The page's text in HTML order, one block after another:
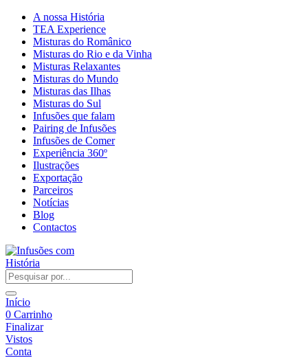
A nossa História
TEA Experience
Misturas do Românico
Misturas do Rio e da Vinha
Misturas Relaxantes
Misturas do Mundo
Misturas das Ilhas
Misturas do Sul
Infusões que falam
Pairing de Infusões
Infusões de Comer
Experiência 360º
Ilustrações
Exportação
Parceiros
Notícias
Blog
Contactos
Início
0 Carrinho
Finalizar
Vistos
Conta